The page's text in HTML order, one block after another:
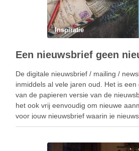
Inspiratie
De digitale nieuwsbrief / mailing /
inmiddels al vele jaren oud. Het is
van de papieren versie van de
het ook vrij eenvoudig om nieuwe
voor jouw nieuwsbrief waarin je
…